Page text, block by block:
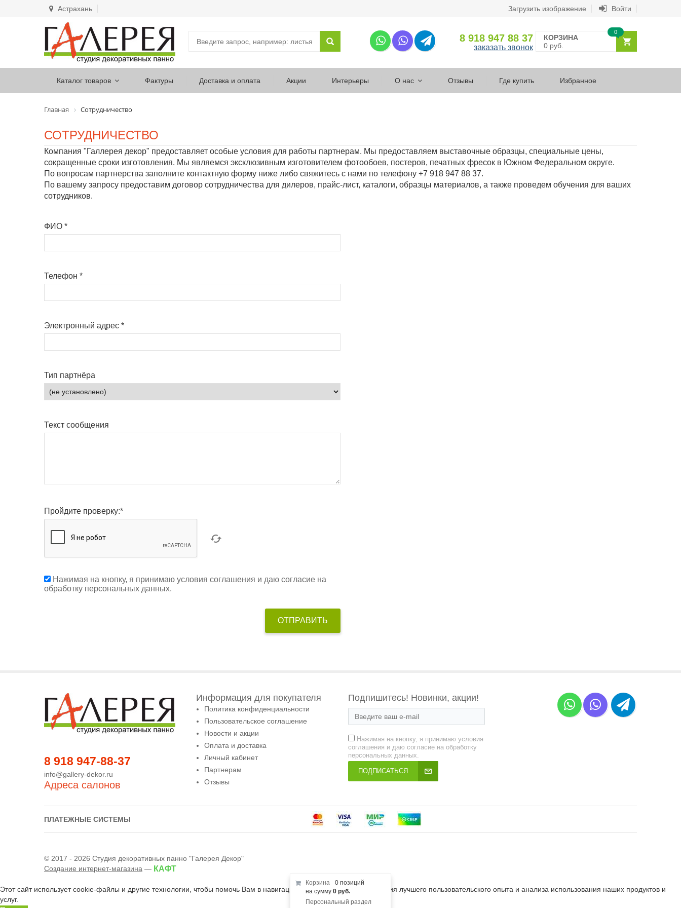
Астрахань Загрузить изображение Войти
8 918 947 88 37
заказать звонок
КОРЗИНА
0 руб.
0
Каталог товаров Фактуры Доставка и оплата Акции Интерьеры О нас Отзывы Где купить Избранное
Главная Сотрудничество
СОТРУДНИЧЕСТВО
Компания "Галлерея декор" предоставляет особые условия для работы партнерам. Мы предоставляем выставочные образцы, специальные цены,
сокращенные сроки изготовления. Мы являемся эксклюзивным изготовителем фотообоев, постеров, печатных фресок в Южном Федеральном округе.
По вопросам партнерства заполните контактную форму ниже либо свяжитесь с нами по телефону +7 918 947 88 37.
По вашему запросу предоставим договор сотрудничества для дилеров, прайс-лист, каталоги, образцы материалов, а также проведем обучения для ваших
сотрудников.
ФИО *
Телефон *
Электронный адрес *
Тип партнёра
Текст сообщения
Пройдите проверку:*
Нажимая на кнопку, я принимаю условия соглашения и даю согласие на
обработку персональных данных.
8 918 947-88-37
info@gallery-dekor.ru
Адреса салонов
Информация для покупателя
Политика конфиденциальности
Пользовательское соглашение
Новости и акции
Оплата и доставка
Личный кабинет
Партнерам
Отзывы
Подпишитесь! Новинки, акции!
Нажимая на кнопку, я принимаю условия
соглашения и даю согласие на обработку
персональных данных.
ПОДПИСАТЬСЯ
ПЛАТЕЖНЫЕ СИСТЕМЫ
© 2017 - 2026 Студия декоративных панно "Галерея Декор"
Создание интернет-магазина — КАФТ
Корзина
0 позиций
на сумму 0 руб.
Персональный раздел
Этот сайт использует cookie-файлы и другие технологии, чтобы помочь Вам в навигации, а также для предоставления лучшего пользовательского опыта и анализа использования наших продуктов и
услуг.